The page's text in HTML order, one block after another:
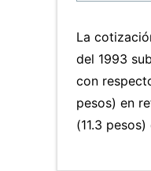
La
del 1993
con
pesos) en
(11.3